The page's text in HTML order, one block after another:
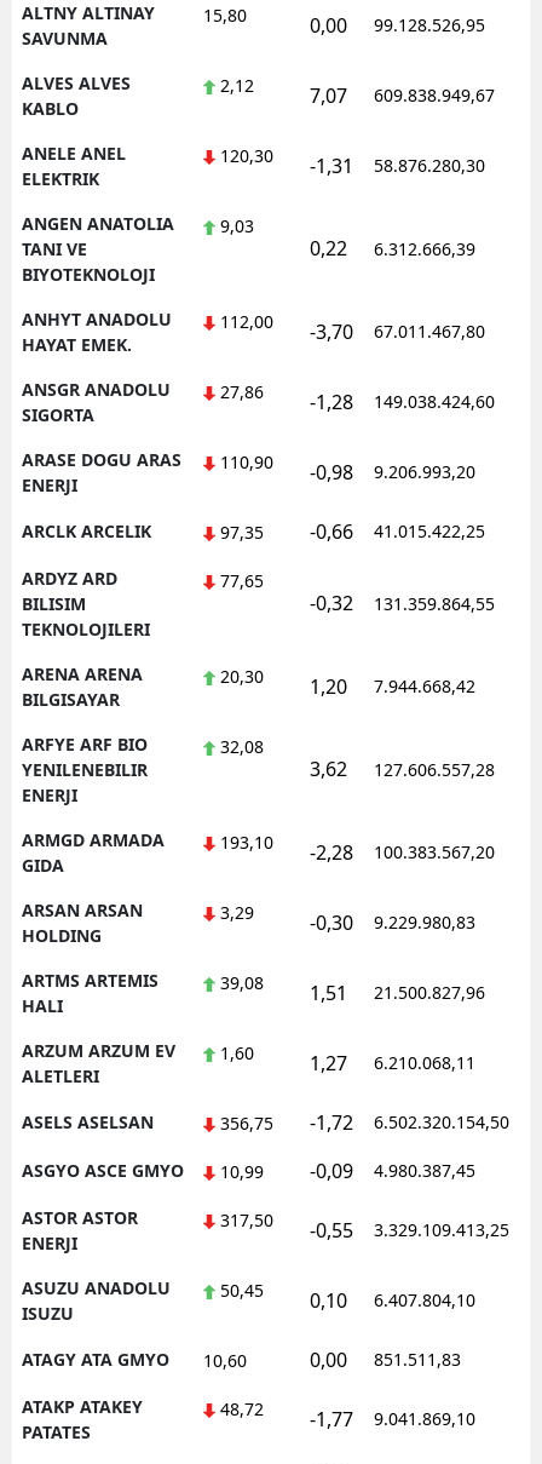
ALTNY ALTINAY
SAVUNMA
15,80 0,00 99.128.526,95
ALVES ALVES
KABLO
2,12 7,07 609.838.949,67
ANELE ANEL
ELEKTRIK
120,30 -1,31 58.876.280,30
ANGEN ANATOLIA
TANI VE
BIYOTEKNOLOJI
9,03
0,22 6.312.666,39
ANHYT ANADOLU
HAYAT EMEK.
112,00 -3,70 67.011.467,80
ANSGR ANADOLU
SIGORTA
27,86 -1,28 149.038.424,60
ARASE DOGU ARAS
ENERJI
110,90 -0,98 9.206.993,20
ARCLK ARCELIK 97,35 -0,66 41.015.422,25
ARDYZ ARD
BILISIM
TEKNOLOJILERI
77,65
-0,32 131.359.864,55
ARENA ARENA
BILGISAYAR
20,30 1,20 7.944.668,42
ARFYE ARF BIO
YENILENEBILIR
ENERJI
32,08
3,62 127.606.557,28
ARMGD ARMADA
GIDA
193,10 -2,28 100.383.567,20
ARSAN ARSAN
HOLDING
3,29 -0,30 9.229.980,83
ARTMS ARTEMIS
HALI
39,08 1,51 21.500.827,96
ARZUM ARZUM EV
ALETLERI
1,60 1,27 6.210.068,11
ASELS ASELSAN 356,75 -1,72 6.502.320.154,50
ASGYO ASCE GMYO 10,99 -0,09 4.980.387,45
ASTOR ASTOR
ENERJI
317,50 -0,55 3.329.109.413,25
ASUZU ANADOLU
ISUZU
50,45 0,10 6.407.804,10
ATAGY ATA GMYO 10,60 0,00 851.511,83
ATAKP ATAKEY
PATATES
48,72 -1,77 9.041.869,10